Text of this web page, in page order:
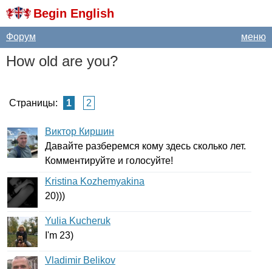
Begin English
меню
Форум
How old are you?
Страницы: 1 2
Виктор Киршин
Давайте разберемся кому здесь сколько лет.
Комментируйте и голосуйте!
Kristina Kozhemyakina
20)))
Yulia Kucheruk
I'm 23)
Vladimir Belikov